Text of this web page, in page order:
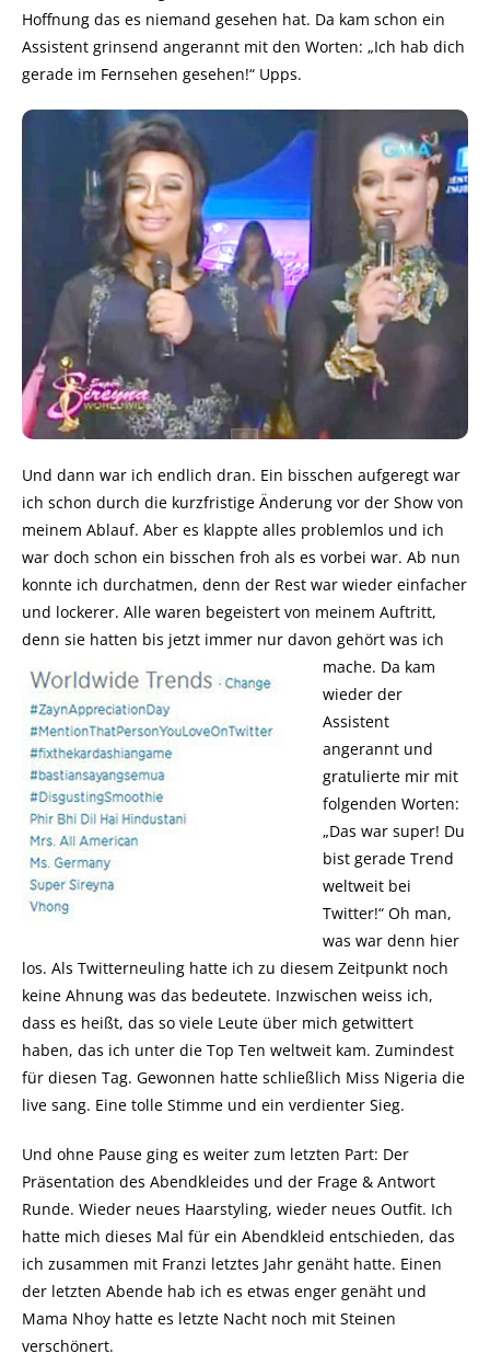
Hoffnung das es niemand gesehen hat. Da kam schon ein
Assistent grinsend angerannt mit den Worten: „Ich hab dich
gerade im Fernsehen gesehen!“ Upps.
Und dann war ich endlich dran. Ein bisschen aufgeregt war
ich schon durch die kurzfristige Änderung vor der Show von
meinem Ablauf. Aber es klappte alles problemlos und ich
war doch schon ein bisschen froh als es vorbei war. Ab nun
konnte ich durchatmen, denn der Rest war wieder einfacher
und lockerer. Alle waren begeistert von meinem Auftritt,
denn sie hatten bis jetzt immer nur davon gehört was ich
mache. Da kam
wieder der
Assistent
angerannt und
gratulierte mir mit
folgenden Worten:
„Das war super! Du
bist gerade Trend
weltweit bei
Twitter!“ Oh man,
was war denn hier
los. Als Twitterneuling hatte ich zu diesem Zeitpunkt noch
keine Ahnung was das bedeutete. Inzwischen weiss ich,
dass es heißt, das so viele Leute über mich getwittert
haben, das ich unter die Top Ten weltweit kam. Zumindest
für diesen Tag. Gewonnen hatte schließlich Miss Nigeria die
live sang. Eine tolle Stimme und ein verdienter Sieg.
Und ohne Pause ging es weiter zum letzten Part: Der
Präsentation des Abendkleides und der Frage & Antwort
Runde. Wieder neues Haarstyling, wieder neues Outfit. Ich
hatte mich dieses Mal für ein Abendkleid entschieden, das
ich zusammen mit Franzi letztes Jahr genäht hatte. Einen
der letzten Abende hab ich es etwas enger genäht und
Mama Nhoy hatte es letzte Nacht noch mit Steinen
verschönert.